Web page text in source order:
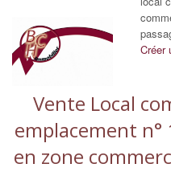
Créer
Vente Local
emplacement
en zone